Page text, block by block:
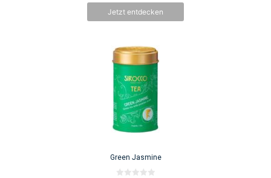
Jetzt entdecken
Green Jasmine